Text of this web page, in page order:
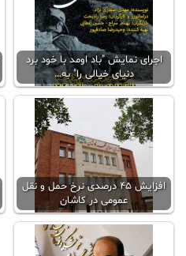
اجرای نمایش "باد اومد با خود برد
دنیای خیالی را" به…
افزایش ۴۵ درصدی نرخ حمل و نقل
عمومی در کاشان